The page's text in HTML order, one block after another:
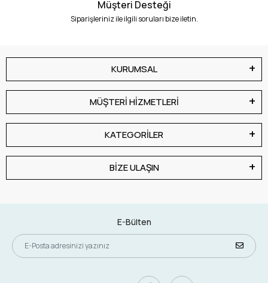
Müşteri Desteği
Siparişleriniz ile ilgili soruları bize iletin.
KURUMSAL
MÜŞTERİ HİZMETLERİ
KATEGORİLER
BİZE ULAŞIN
E-Bülten